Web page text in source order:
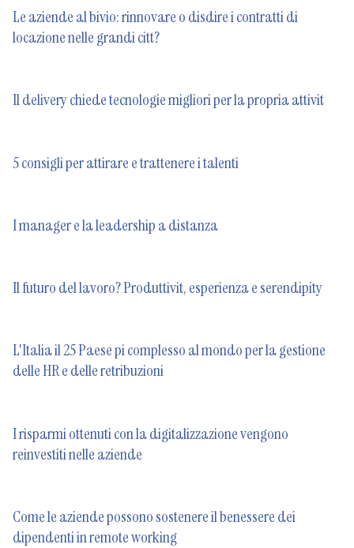
Le aziende al bivio: rinnovare o disdire i contratti di
locazione nelle grandi citt?
Il delivery chiede tecnologie migliori per la propria attivit
5 consigli per attirare e trattenere i talenti
I manager e la leadership a distanza
Il futuro del lavoro? Produttivit, esperienza e serendipity
L'Italia il 25 Paese pi complesso al mondo per la gestione
delle HR e delle retribuzioni
I risparmi ottenuti con la digitalizzazione vengono
reinvestiti nelle aziende
Come le aziende possono sostenere il benessere dei
dipendenti in remote working